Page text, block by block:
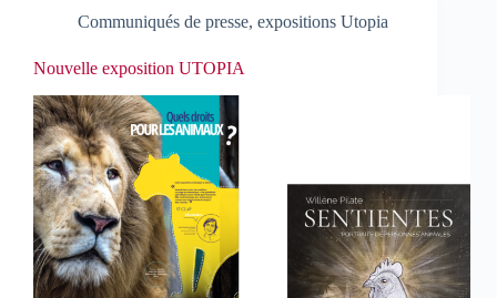
Communiqués de presse, expositions Utopia
Nouvelle exposition UTOPIA